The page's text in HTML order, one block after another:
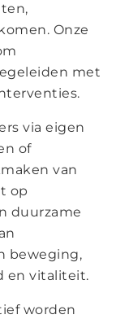
Onze
met
via eigen
of
van
op
duurzame
beweging,
en vitaliteit.
worden